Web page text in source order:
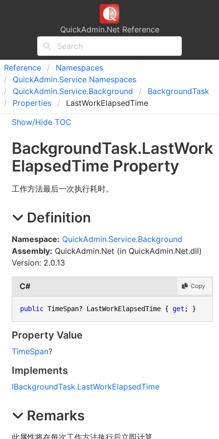
QuickAdmin.Net Reference
Reference
Namespaces
QuickAdmin.Service Namespaces
QuickAdmin.Service.Background BackgroundTask
Properties
LastWorkElapsedTime
Show/Hide TOC
BackgroundTask.LastWork
ElapsedTime Property
工作方法最后一次执行耗时。
Definition
Namespace: QuickAdmin.Service.Background
Assembly: QuickAdmin.Net (in QuickAdmin.Net.dll)
Version: 2.0.13
C# Copy
public TimeSpan? LastWorkElapsedTime { get ; }
Property Value
TimeSpan?
Implements
IBackgroundTask.LastWorkElapsedTime
Remarks